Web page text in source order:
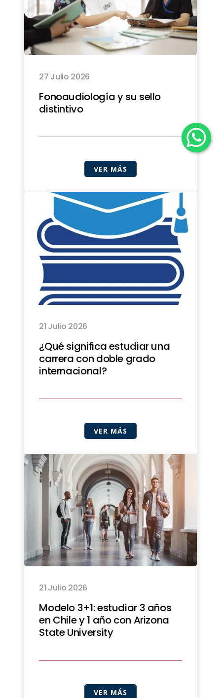
27 Julio 2026
Fonoaudiología y su sello
distintivo
VER MÁS
21 Julio 2026
¿Qué significa estudiar una
carrera con doble grado
internacional?
VER MÁS
21 Julio 2026
Modelo 3+1: estudiar 3 años
en Chile y 1 año con Arizona
State University
VER MÁS